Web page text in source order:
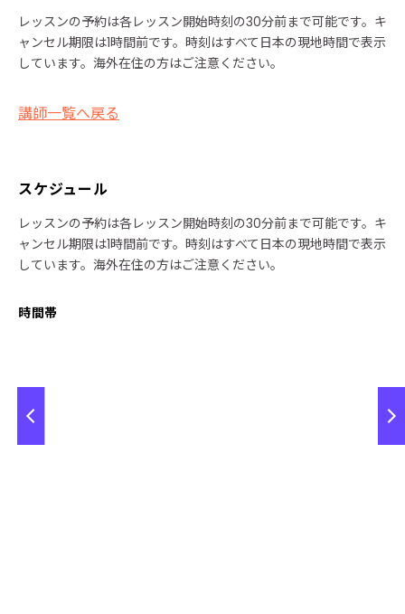
レッスンの予約は各レッスン開始時刻の30分前まで可能です。キ
ャンセル期限は1時間前です。時刻はすべて日本の現地時間で表示
しています。海外在住の方はご注意ください。
講師一覧へ戻る
スケジュール
レッスンの予約は各レッスン開始時刻の30分前まで可能です。キ
ャンセル期限は1時間前です。時刻はすべて日本の現地時間で表示
しています。海外在住の方はご注意ください。
時間帯